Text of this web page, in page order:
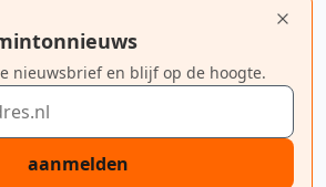
nieuwsbrief en blijf op de hoogte.
aanmelden